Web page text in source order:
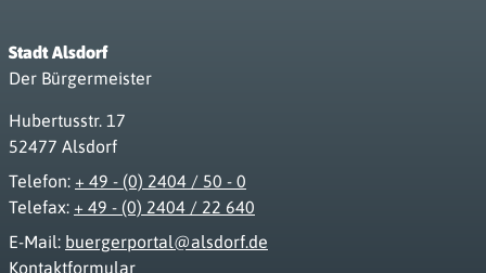
Stadt Alsdorf
Der Bürgermeister
Hubertusstr. 17
52477 Alsdorf
Telefon: + 49 - (0) 2404 / 50 - 0
Telefax: + 49 - (0) 2404 / 22 640
E-Mail: buergerportal@alsdorf.de
Kontaktformular